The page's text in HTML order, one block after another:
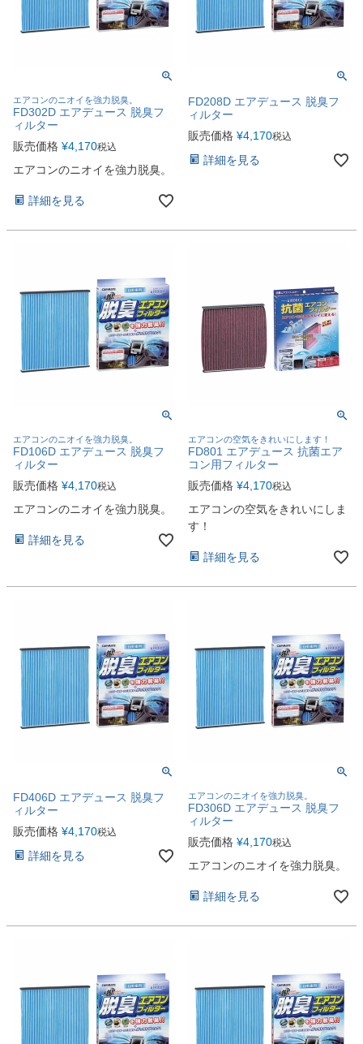
エアコンのニオイを強力脱臭。
FD302D エアデュース 脱臭フ
ィルター
販売価格 ¥4,170税込
エアコンのニオイを強力脱臭。
詳細を見る
FD208D エアデュース 脱臭フ
ィルター
販売価格 ¥4,170税込
詳細を見る
エアコンのニオイを強力脱臭。
FD106D エアデュース 脱臭フ
ィルター
販売価格 ¥4,170税込
エアコンのニオイを強力脱臭。
詳細を見る
エアコンの空気をきれいにします！
FD801 エアデュース 抗菌エア
コン用フィルター
販売価格 ¥4,170税込
エアコンの空気をきれいにしま
す！
詳細を見る
FD406D エアデュース 脱臭フ
ィルター
販売価格 ¥4,170税込
詳細を見る
エアコンのニオイを強力脱臭。
FD306D エアデュース 脱臭フ
ィルター
販売価格 ¥4,170税込
エアコンのニオイを強力脱臭。
詳細を見る